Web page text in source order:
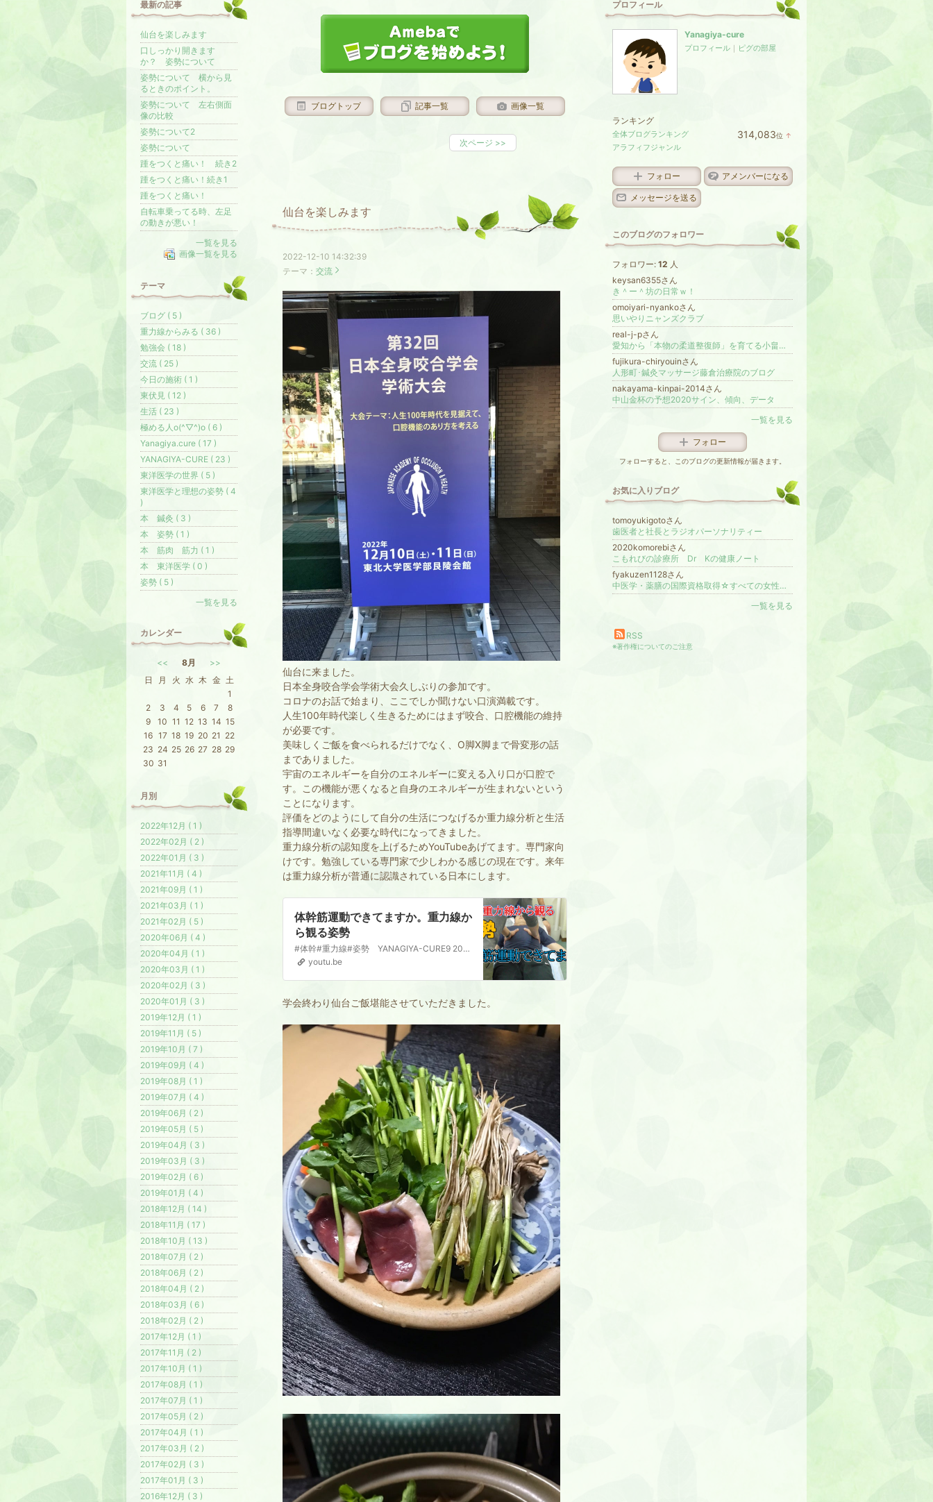
ブログトップ 記事一覧 画像一覧
次ページ >>
仙台を楽しみます
2022-12-10 14:32:39
テーマ： 交流
仙台に来ました。
日本全身咬合学会学術大会久しぶりの参加です。
コロナのお話で始まり、ここでしか聞けない口演満載です。
人生100年時代楽しく生きるためにはまず咬合、口腔機能の維持
が必要です。
美味しくご飯を食べられるだけでなく、O脚X脚まで骨変形の話
までありました。
宇宙のエネルギーを自分のエネルギーに変える入り口が口腔で
す。この機能が悪くなると自身のエネルギーが生まれないという
ことになります。
評価をどのようにして自分の生活につなげるか重力線分析と生活
指導間違いなく必要な時代になってきました。
重力線分析の認知度を上げるためYouTubeあげてます。専門家向
けです。勉強している専門家で少しわかる感じの現在です。来年
は重力線分析が普通に認識されている日本にします。
体幹筋運動できてますか。重力線か
ら観る姿勢
#体幹#重力線#姿勢 YANAGIYA-CURE9 2022.10.16脊椎運動の習慣化による体圧の変化を触診できるようにしましょう。仙骨呼吸運動の観察背臥位呼吸運動の観察
youtu.be
学会終わり仙台ご飯堪能させていただきました。
プロフィール
Yanagiya-cure
プロフィール ｜ ピグの部屋
ランキング
全体ブログランキング 314,083位 ↑
ン
グ
アラフィフジャンル
フォロー アメンバーになる
メッセージを送る
このブログのフォロワー
フォロワー: 12 人
keysan6355さん
き＾ー＾坊の日常ｗ！
omoiyari-nyankoさん
思いやりニャンズクラブ
real-j-pさん
愛知から「本物の柔道整復師」を育てる小畠和史のブログ
fujikura-chiryouinさん
人形町･鍼灸マッサージ藤倉治療院のブログ
nakayama-kinpai-2014さん
中山金杯の予想2020サイン、傾向、データ
一覧を見る
フォロー
フォローすると、このブログの更新情報が届きます。
お気に入りブログ
tomoyukigotoさん
歯医者と社長とラジオパーソナリティー
2020komorebiさん
こもれびの診療所 Dr Kの健康ノート
fyakuzen1128さん
中医学・薬膳の国際資格取得☆すべての女性のための薬膳講座【福岡中医薬膳学院（旧 ふくおか薬膳）】 代表 伍藤文伽（ごとうふみか）
一覧を見る
RSS
※著作権についてのご注意
最新の記事
仙台を楽しみます
口しっかり開きます
か？ 姿勢について
姿勢について 横から見
るときのポイント。
姿勢について 左右側面
像の比較
姿勢について2
姿勢について
踵をつくと痛い！ 続き2
踵をつくと痛い！続き1
踵をつくと痛い！
自転車乗ってる時、左足
の動きが悪い！
一覧を見る
画像一覧を見る
テーマ
ブログ ( 5 )
重力線からみる ( 36 )
勉強会 ( 18 )
交流 ( 25 )
今日の施術 ( 1 )
東伏見 ( 12 )
生活 ( 23 )
極める人o(^▽^)o ( 6 )
Yanagiya.cure ( 17 )
YANAGIYA-CURE ( 23 )
東洋医学の世界 ( 5 )
東洋医学と理想の姿勢 ( 4
)
本 鍼灸 ( 3 )
本 姿勢 ( 1 )
本 筋肉 筋力 ( 1 )
本 東洋医学 ( 0 )
姿勢 ( 5 )
一覧を見る
カレンダー
<< 8月
>>
日
月 火 水 木 金 土
1
2
3 4 5 6 7
8
9
10 11 12 13 14 15
16 17 18 19 20 21 22
23 24 25 26 27 28 29
30 31
月別
2022年12月 ( 1 )
2022年02月 ( 2 )
2022年01月 ( 3 )
2021年11月 ( 4 )
2021年09月 ( 1 )
2021年03月 ( 1 )
2021年02月 ( 5 )
2020年06月 ( 4 )
2020年04月 ( 1 )
2020年03月 ( 1 )
2020年02月 ( 3 )
2020年01月 ( 3 )
2019年12月 ( 1 )
2019年11月 ( 5 )
2019年10月 ( 7 )
2019年09月 ( 4 )
2019年08月 ( 1 )
2019年07月 ( 4 )
2019年06月 ( 2 )
2019年05月 ( 5 )
2019年04月 ( 3 )
2019年03月 ( 3 )
2019年02月 ( 6 )
2019年01月 ( 4 )
2018年12月 ( 14 )
2018年11月 ( 17 )
2018年10月 ( 13 )
2018年07月 ( 2 )
2018年06月 ( 2 )
2018年04月 ( 2 )
2018年03月 ( 6 )
2018年02月 ( 2 )
2017年12月 ( 1 )
2017年11月 ( 2 )
2017年10月 ( 1 )
2017年08月 ( 1 )
2017年07月 ( 1 )
2017年05月 ( 2 )
2017年04月 ( 1 )
2017年03月 ( 2 )
2017年02月 ( 3 )
2017年01月 ( 3 )
2016年12月 ( 3 )